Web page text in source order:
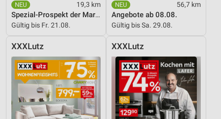
19,3 km
Spezial-Prospekt der Marken
Gültig bis Fr. 21.08.
56,7 km
Angebote ab 08.08.
Gültig bis Sa. 29.08.
XXXLutz XXXLutz